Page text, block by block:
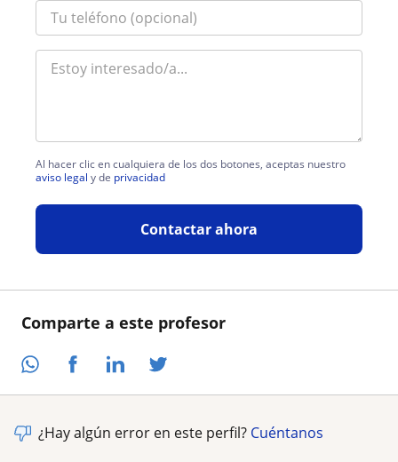
Comparte a este profesor
Al hacer clic en cualquiera de los dos botones, aceptas nuestro
aviso legal y de privacidad
Contactar ahora
¿Hay algún error en este perfil? Cuéntanos